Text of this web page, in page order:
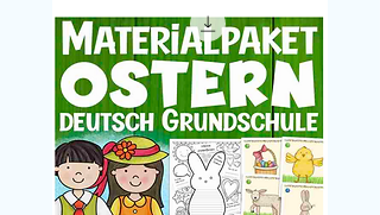
Eule– z. B. zu den Themen Nacht,
Wald, Bücher, Weisheiten oder
Umweltschutz
DieEulenklassesteht für Ruhe,
Klugheit, Struktur und innere Stärke –
und dieseskostenlose